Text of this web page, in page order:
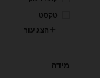
טקסט
הצג עור
מידה